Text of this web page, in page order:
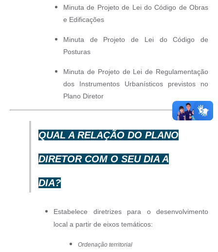
Minuta de Projeto de Lei do Código de Obras
e Edificações
Minuta de Projeto de Lei do Código de
Posturas
Minuta de Projeto de Lei de Regulamentação
dos Instrumentos Urbanísticos previstos no
Plano Diretor
QUAL A RELAÇÃO DO PLANO
DIRETOR COM O SEU DIA A
DIA?
Estabelece diretrizes para o desenvolvimento
local a partir de eixos temáticos:
Ordenação territorial